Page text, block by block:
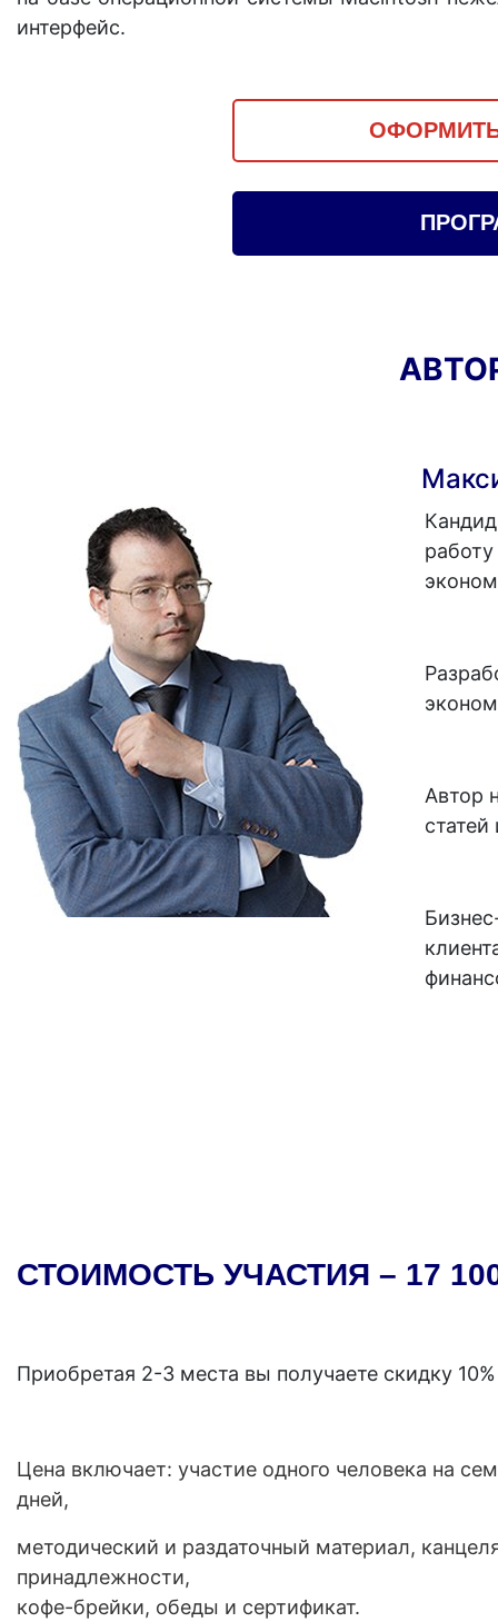
интерфейс.
Автор
СТОИМОСТЬ УЧАСТИЯ – 17
Приобретая 2-3 места вы получаете скидку 10%
Цена включает: участие одного человека на
дней,
методический и раздаточный материал,
принадлежности,
кофе-брейки, обеды и сертификат.